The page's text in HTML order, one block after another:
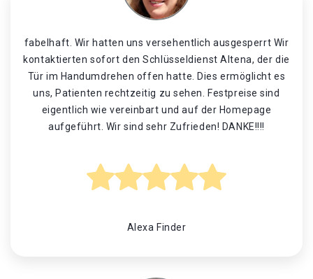
fabelhaft. Wir hatten uns versehentlich ausgesperrt Wir
kontaktierten sofort den Schlüsseldienst Altena, der die
Tür im Handumdrehen offen hatte. Dies ermöglicht es
uns, Patienten rechtzeitig zu sehen. Festpreise sind
eigentlich wie vereinbart und auf der Homepage
aufgeführt. Wir sind sehr Zufrieden! DANKE!!!!
Alexa Finder